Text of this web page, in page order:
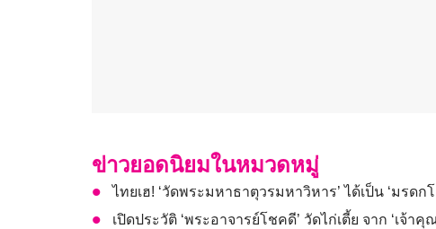
ข่าวยอดนิยมในหมวดหมู่
ไทยเฮ! ‘วัดพระมหาธาตุวรมหาวิหาร’ ได้เป็น ‘มรด
เปิดประวัติ ‘พระอาจารย์โชคดี’ วัดไก่เตี้ย จาก ‘เจ้า